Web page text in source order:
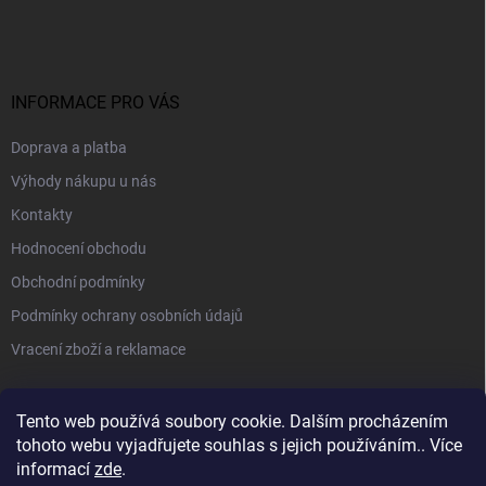
Tento web používá soubory cookie. Dalším procházením
tohoto webu vyjadřujete souhlas s jejich používáním.. Více
informací zde.
INFORMACE PRO VÁS
Doprava a platba
Výhody nákupu u nás
Kontakty
Hodnocení obchodu
Obchodní podmínky
Podmínky ochrany osobních údajů
Vracení zboží a reklamace
PŘIJÍMÁME ONLINE PLATBY